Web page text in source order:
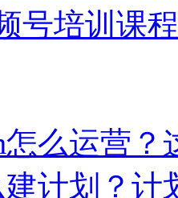
号培训课
怎么运营
计划？计